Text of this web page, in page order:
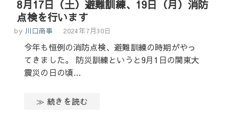
8月17日（土）避難訓練、19日（月）消防
点検を行います
by 川口商事 2024年7月30日
今年も恒例の消防点検、避難訓練の時期がやっ
てきました。 防災訓練というと9月1日の関東大
震災の日の頃…
≫ 続きを読む